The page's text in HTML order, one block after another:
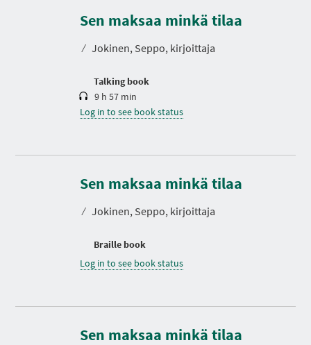
Sen maksaa minkä tilaa
⁄ Jokinen, Seppo, kirjoittaja
Talking book
r
a
i
9 h 57 min
Log in to see book status
Sen maksaa minkä tilaa
⁄ Jokinen, Seppo, kirjoittaja
Braille book
Log in to see book status
Sen maksaa minkä tilaa